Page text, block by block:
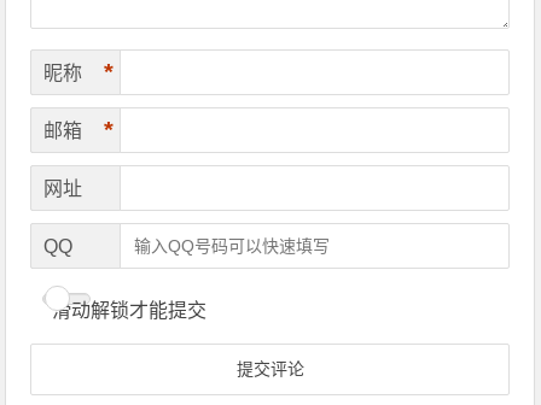
昵称 *
邮箱 *
网址
QQ
滑动解锁才能提交